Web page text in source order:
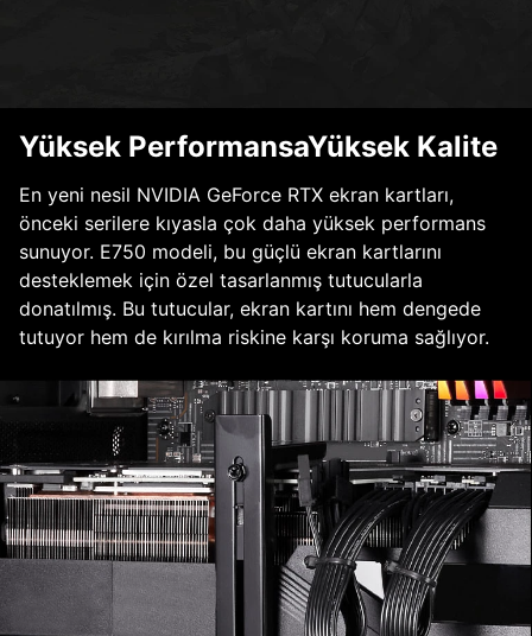
Yüksek PerformansaYüksek Kalite
En yeni nesil NVIDIA GeForce RTX ekran kartları,
önceki serilere kıyasla çok daha yüksek performans
sunuyor. E750 modeli, bu güçlü ekran kartlarını
desteklemek için özel tasarlanmış tutucularla
donatılmış. Bu tutucular, ekran kartını hem dengede
tutuyor hem de kırılma riskine karşı koruma sağlıyor.